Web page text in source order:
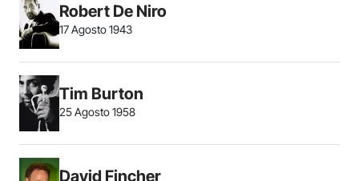
Robert De Niro
17 Agosto 1943
Tim Burton
25 Agosto 1958
David Fincher